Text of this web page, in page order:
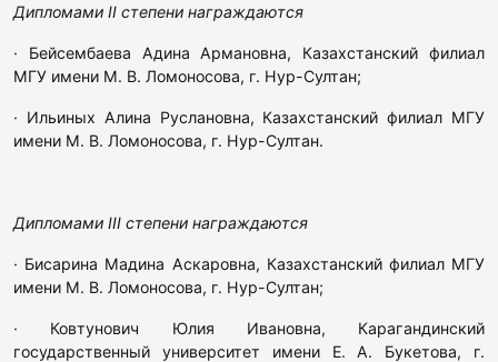
Дипломами II степени награждаются
· Бейсембаева Адина Армановна, Казахстанский филиал
МГУ имени М. В. Ломоносова, г. Нур-Султан;
· Ильиных Алина Руслановна, Казахстанский филиал МГУ
имени М. В. Ломоносова, г. Нур-Султан.
Дипломами III степени награждаются
· Бисарина Мадина Аскаровна, Казахстанский филиал МГУ
имени М. В. Ломоносова, г. Нур-Султан;
· Ковтунович Юлия Ивановна, Карагандинский
государственный университет имени Е. А. Букетова, г.